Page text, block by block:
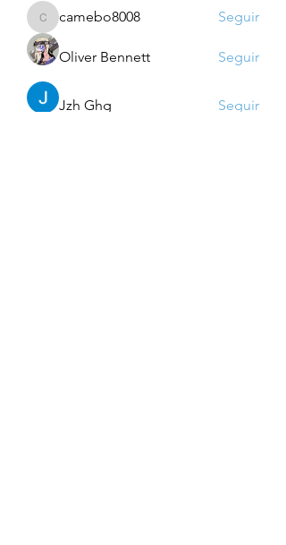
camebo8008
camebo8008 Seguir
Oliver Bennett Seguir
Jzh Ghg
Seguir